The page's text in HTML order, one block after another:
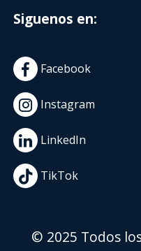
Siguenos en:
Facebook
Instagram
LinkedIn
TikTok
© 2025 Todos